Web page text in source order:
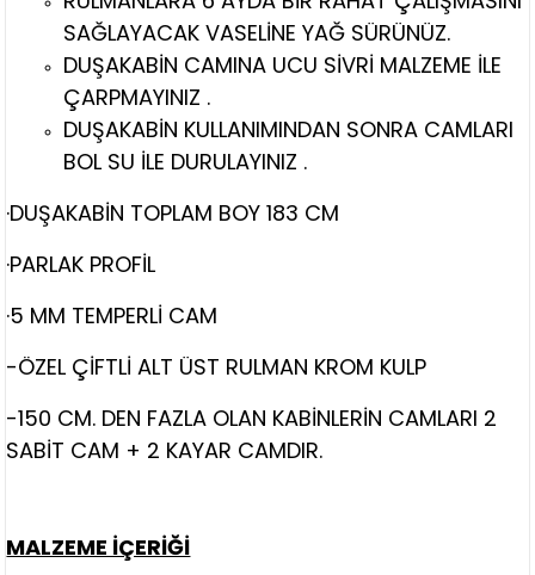
SAĞLAYACAK VASELİNE YAĞ SÜRÜNÜZ.
DUŞAKABİN CAMINA UCU SİVRİ MALZEME İLE
ÇARPMAYINIZ .
DUŞAKABİN KULLANIMINDAN SONRA CAMLARI
BOL SU İLE DURULAYINIZ .
·DUŞAKABİN TOPLAM BOY 183 CM
·PARLAK PROFİL
·5 MM TEMPERLİ CAM
-ÖZEL ÇİFTLİ ALT ÜST RULMAN KROM KULP
-150 CM. DEN FAZLA OLAN KABİNLERİN CAMLARI 2
SABİT CAM + 2 KAYAR CAMDIR.
MALZEME İÇERİĞİ